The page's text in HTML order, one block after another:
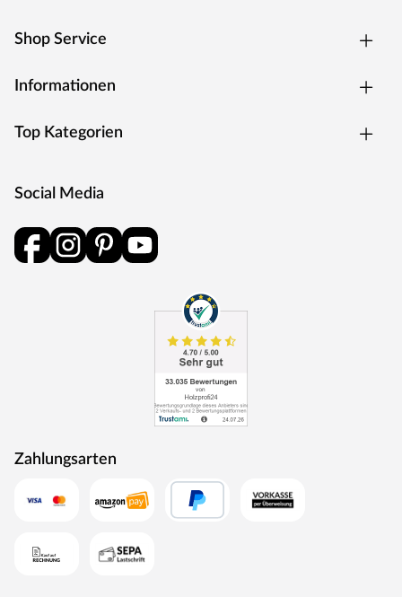
Shop Service
Informationen
Top Kategorien
Social Media
Zahlungsarten